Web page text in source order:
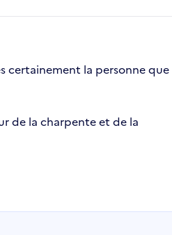
certainement la personne
de la charpente et de la